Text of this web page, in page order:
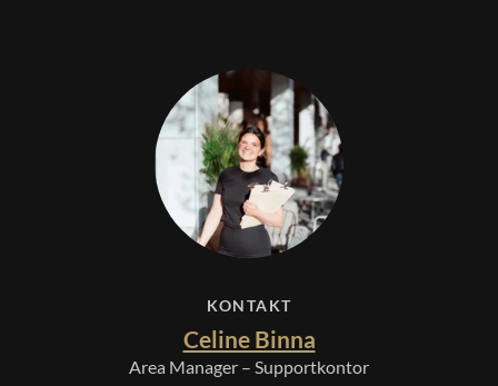
KONTAKT
Celine Binna
Area Manager – Supportkontor